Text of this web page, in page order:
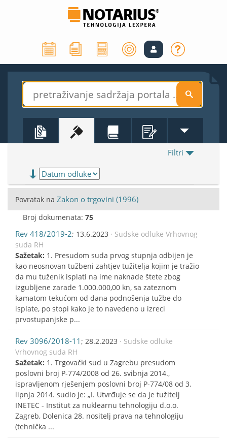
S
Filtri
Povratak na Zakon o trgovini (1996)
Broj dokumenata: 75
Rev 418/2019-2; 13.6.2023 · Sudske odluke Vrhovnog
suda RH
Sažetak: 1. Presudom suda prvog stupnja odbijen je
kao neosnovan tužbeni zahtjev tužitelja kojim je tražio
da mu tuženik isplati na ime naknade štete zbog
izgubljene zarade 1.000.000,00 kn, sa zateznom
kamatom tekućom od dana podnošenja tužbe do
isplate, po stopi kako je to navedeno u izreci
prvostupanjske p...
Rev 3096/2018-11 ; 28.2.2023 · Sudske odluke
Vrhovnog suda RH
Sažetak: 1. Trgovački sud u Zagrebu presudom
poslovni broj P-774/2008 od 26. svibnja 2014.,
ispravljenom rješenjem poslovni broj P-774/08 od 3.
lipnja 2014. sudio je: „I. Utvrđuje se da je tužitelj
INETEC - Institut za nuklearnu tehnologiju d.o.o.
Zagreb, Dolenica 28. nositelj prava na tehnologiju
(tehnička ...